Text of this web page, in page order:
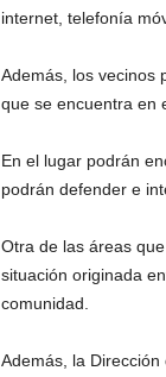
internet, telefonía
Además, los vecinos
que se encuentra en
En el lugar podrán
podrán defender e
Otra de las áreas
situación originada
comunidad.
Además, la